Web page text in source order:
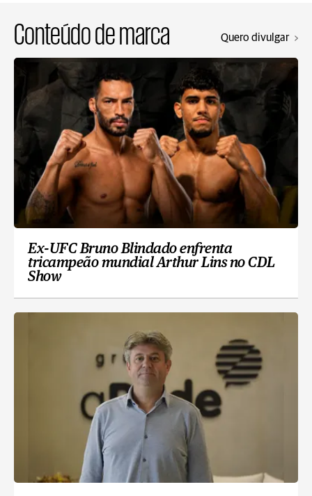
Conteúdo de marca Quero divulgar
Ex-UFC Bruno Blindado enfrenta
tricampeão mundial Arthur Lins no CDL
Show